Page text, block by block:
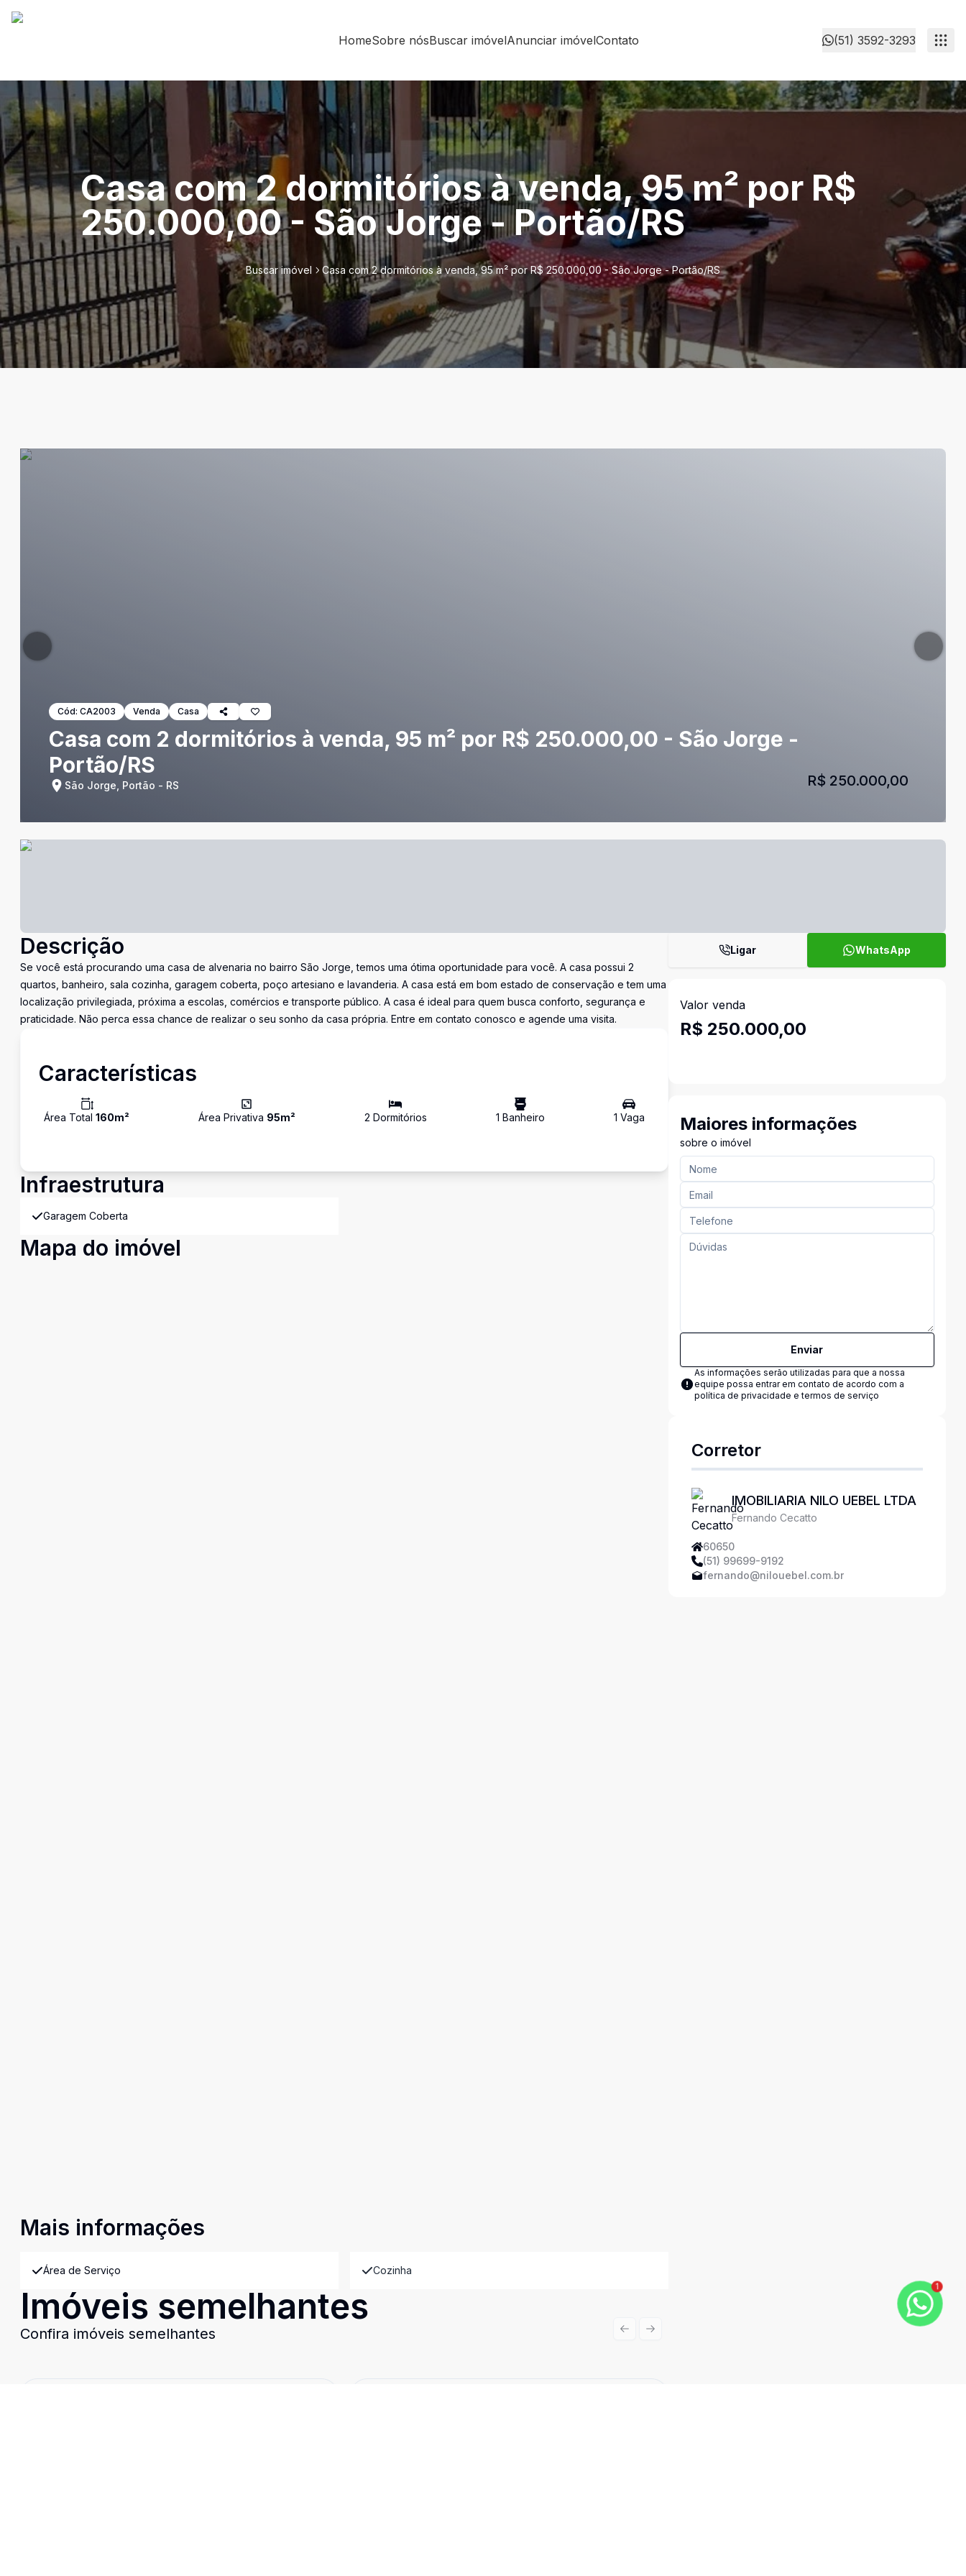
HomeSobre nósBuscar imóvelAnunciar imóvelContato (51) 3592-3293
Casa com 2 dormitórios à venda, 95 m² por R$
250.000,00 - São Jorge - Portão/RS
Buscar imóvel Casa com 2 dormitórios à venda, 95 m² por R$ 250.000,00 - São Jorge - Portão/RS
Cód: CA2003 Venda Casa
Casa com 2 dormitórios à venda, 95 m² por R$ 250.000,00 - São Jorge -
Portão/RS
São Jorge, Portão - RS R$ 250.000,00
Descrição
Se você está procurando uma casa de alvenaria no bairro São Jorge, temos uma ótima oportunidade para você. A casa possui 2
quartos, banheiro, sala cozinha, garagem coberta, poço artesiano e lavanderia. A casa está em bom estado de conservação e tem uma
localização privilegiada, próxima a escolas, comércios e transporte público. A casa é ideal para quem busca conforto, segurança e
praticidade. Não perca essa chance de realizar o seu sonho da casa própria. Entre em contato conosco e agende uma visita.
Características
Área Total 160m² Área Privativa 95m² 2 Dormitórios 1 Banheiro 1 Vaga
Infraestrutura
Garagem Coberta
Mapa do imóvel
Mais informações
Área de Serviço Cozinha
Imóveis semelhantes
Confira imóveis semelhantes Previous slide
Next slide
Ligar WhatsApp
Valor venda
R$ 250.000,00
Maiores informações
sobre o imóvel
Enviar
As informações serão utilizadas para que a nossa
equipe possa entrar em contato de acordo com a
política de privacidade e termos de serviço
Corretor
IMOBILIARIA NILO UEBEL LTDA
Fernando Cecatto
60650
(51) 99699-9192
fernando@nilouebel.com.br
1